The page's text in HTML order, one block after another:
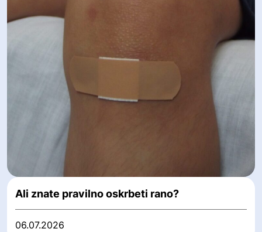
Ali znate pravilno oskrbeti rano?
06.07.2026